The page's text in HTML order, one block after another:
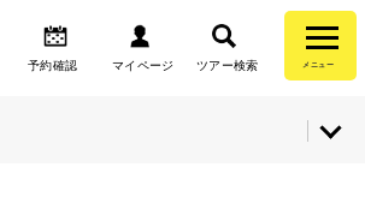
予約確認 マイページ ツアー検索 メニュー